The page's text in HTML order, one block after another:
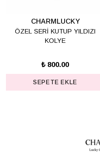
CHARMLUCKY
ÖZEL SERİ KUTUP YILDIZI
KOLYE
₺ 800.00
SEPETE EKLE